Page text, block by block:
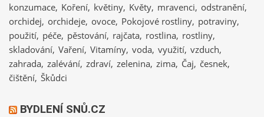
konzumace Koření květiny Květy mravenci odstranění
orchidej orchideje ovoce Pokojové rostliny potraviny
použití péče pěstování rajčata rostlina rostliny
skladování Vaření Vitamíny voda využití vzduch
zahrada zalévání zdraví zelenina zima Čaj česnek
čištění Škůdci
BYDLENÍ SNŮ.CZ